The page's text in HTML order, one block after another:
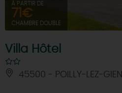
À PARTIR DE
71€
CHAMBRE DOUBLE
Villa Hôtel
45500 - POILLY-LEZ-GIEN